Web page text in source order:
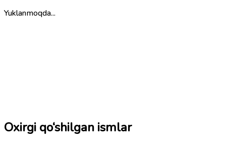
Yuklanmoqda...
Oxirgi qo‘shilgan ismlar